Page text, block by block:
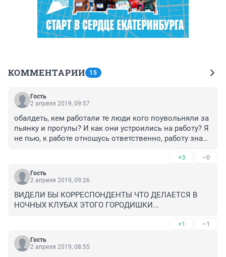
КОММЕНТАРИИ 15
Гость
2 апреля 2019, 09:57
обалдеть, кем работали те люди кого поувольняли за
пьянку и прогулы? И как они устроились на работу? Я
не пью, к работе отношусь ответственно, работу знаю,
Чудесатый город и работодатели у нас все таки.
+3 –0
Гость
2 апреля 2019, 09:26
ВИДЕЛИ БЫ КОРРЕСПОНДЕНТЫ ЧТО ДЕЛАЕТСЯ В
НОЧНЫХ КЛУБАХ ЭТОГО ГОРОДИШКИ...
+1 –1
Гость
2 апреля 2019, 08:55